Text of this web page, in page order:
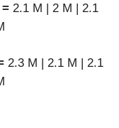
= 2.1 M | 2 M | 2.1
2.3 M | 2.1 M | 2.1